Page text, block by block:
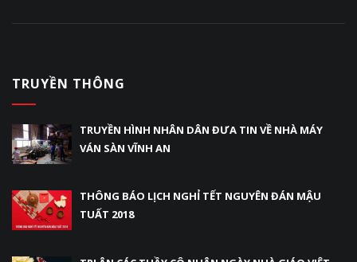
TRUYỀN THÔNG
TRUYỀN HÌNH NHÂN DÂN ĐƯA TIN VỀ NHÀ MÁY
VÁN SÀN VĨNH AN
THÔNG BÁO LỊCH NGHỈ TẾT NGUYÊN ĐÁN MẬU
TUẤT 2018